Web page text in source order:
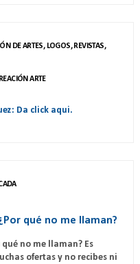
DE ARTES, LOGOS, REVISTAS,
ARTE
Da click aqui.
¿Por qué no me llaman?
qué no me llaman? Es
ofertas y no recibes ni